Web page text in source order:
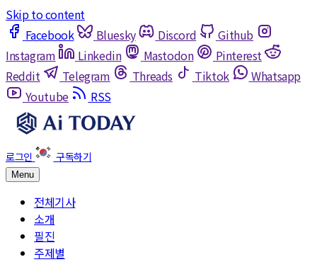
Skip to content
Facebook
Bluesky Discord
Github
Instagram
Linkedin Mastodon
Pinterest
Reddit
Telegram Threads Tiktok
Whatsapp
Youtube
RSS
Menu
전체기사
소개
필진
주제별